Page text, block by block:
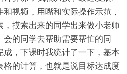
视频，用嘴和实际操作示范，
，摸索出来的同学出来做小老师
的同学去帮助需要帮忙的同
成，下课时我统计了一下，基本
格的计算，也就是说目标达成度